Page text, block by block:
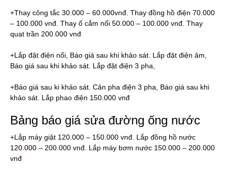
+Thay công tắc 30.000 – 60.000vnđ. Thay đồng hồ điện 70.000
– 100.000 vnđ. Thay ổ cắm nổi 50.000 – 100.000 vnđ. Thay
quạt trần 200.000 vnđ
+Lắp đặt điện nổi, Báo giá sau khi khảo sát. Lắp đặt điện âm,
Báo giá sau khi khảo sát. Lắp đặt điện 3 pha,
+Báo giá sau ki khảo sát. Cân pha điện 3 pha, Báo giá sau khi
khảo sát. Lắp phao điện 150.000 vnđ
Bảng báo giá sửa đường ống nước
+Lắp máy giặt 120.000 – 150.000 vnđ. Lắp đồng hồ nước
120.000 – 200.000 vnđ. Lắp máy bơm nước 150.000 – 200.000
vnđ